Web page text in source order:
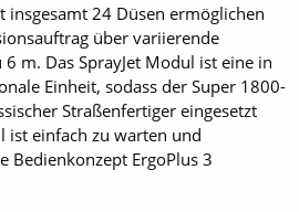
insgesamt 24 Düsen ermöglichen
über variierende
m. Das SprayJet Modul ist eine in
Einheit, sodass der Super 1800-
Straßenfertiger eingesetzt
ist einfach zu warten und
Bedienkonzept ErgoPlus 3